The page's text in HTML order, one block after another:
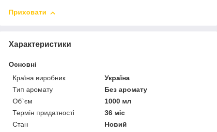
Приховати
Характеристики
Основні
Країна виробник
Україна
Тип аромату
Без аромату
Об`єм
1000 мл
Термін придатності
36 міс
Стан
Новий